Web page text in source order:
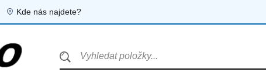
Kde nás najdete?